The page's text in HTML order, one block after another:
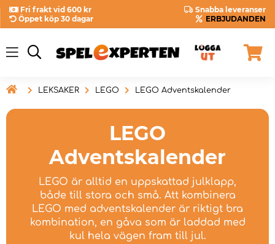
Fri frakt vid 600 kr
Snabba leveranser
Öppet köp 30 dagar
ERBJUDANDEN
 LEKSAKER LEGO LEGO Adventskalender
LEGO
Adventskalender
LEGO är alltid en uppskattad julklapp,
både till stora och små. Att kombinera
LEGO med adventskalender är riktigt bra
kombination, en gåva som är laddad med
kul hela vägen fram till jul.